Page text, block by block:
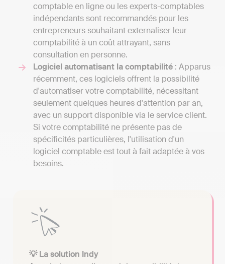
comptable en ligne ou les experts-comptables
indépendants sont recommandés pour les
entrepreneurs souhaitant externaliser leur
comptabilité à un coût attrayant, sans
consultation en personne.
Logiciel automatisant la comptabilité : Apparus
récemment, ces logiciels offrent la possibilité
d'automatiser votre comptabilité, nécessitant
seulement quelques heures d'attention par an,
avec un support disponible via le service client.
Si votre comptabilité ne présente pas de
spécificités particulières, l'utilisation d'un
logiciel comptable est tout à fait adaptée à vos
besoins.
💡 La solution Indy